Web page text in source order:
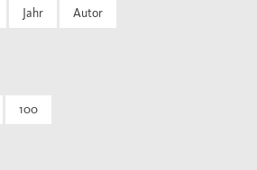
Jahr Autor
100